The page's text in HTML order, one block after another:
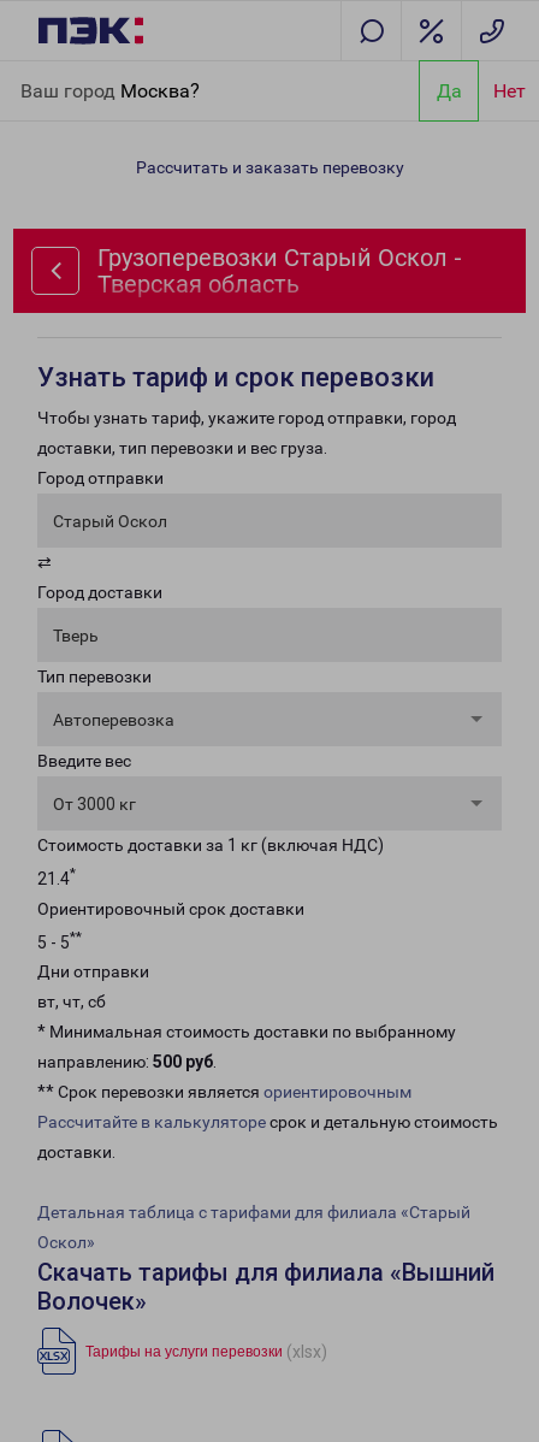
Ваш город Москва? Да Нет
Тверская область
Рассчитать и заказать перевозку
Грузоперевозки Старый Оскол -
Тверская область
Узнать тариф и срок перевозки
Чтобы узнать тариф, укажите город отправки, город
доставки, тип перевозки и вес груза.
Город отправки
Старый Оскол
⇄
Город доставки
Тверь
Тип перевозки
Автоперевозка
Введите вес
От 3000 кг
Стоимость доставки за 1 кг (включая НДС)
21.4*
Ориентировочный срок доставки
5 - 5**
Дни отправки
вт, чт, сб
* Минимальная стоимость доставки по выбранному
направлению: 500 руб.
** Срок перевозки является ориентировочным
Рассчитайте в калькуляторесрок и детальную стоимость
доставки.
Детальная таблица с тарифами для филиала «Старый
Оскол»
Скачать тарифы для филиала «Вышний
Волочек»
Тарифы на услуги перевозки (xlsx)